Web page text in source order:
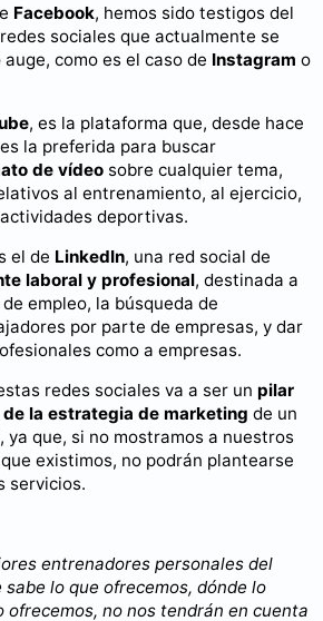
Facebook, hemos sido testigos del
sociales que actualmente se
como es el caso de Instagram o
, es la plataforma que, desde hace
la preferida para buscar
de vídeo sobre cualquier tema,
al entrenamiento, al ejercicio,
deportivas.
el de LinkedIn, una red social de
laboral y profesional, destinada a
empleo, la búsqueda de
por parte de empresas, y dar
como a empresas.
redes sociales va a ser un pilar
la estrategia de marketing de un
que, si no mostramos a nuestros
existimos, no podrán plantearse
servicios.
entrenadores personales del
lo que ofrecemos, dónde lo
ofrecemos, no nos tendrán en cuenta